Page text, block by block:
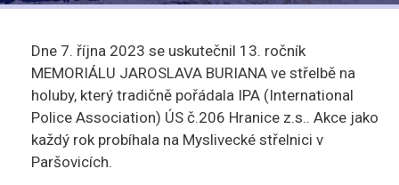
Dne 7. října 2023 se uskutečnil 13. ročník
MEMORIÁLU JAROSLAVA BURIANA ve střelbě na
holuby, který tradičně pořádala IPA (International
Police Association) ÚS č.206 Hranice z.s.. Akce jako
každý rok probíhala na Myslivecké střelnici v
Paršovicích.